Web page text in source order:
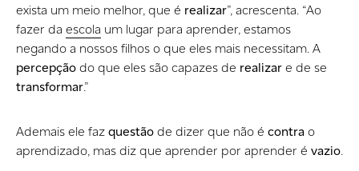
exista um meio melhor, que é realizar”, acrescenta. “Ao
fazer da escola um lugar para aprender, estamos
negando a nossos filhos o que eles mais necessitam. A
percepçãodo que eles são capazes de realizare de se
transformar.”
Ademais ele fazquestãode dizer que não é contrao
aprendizado, mas diz que aprender por aprender é vazio.